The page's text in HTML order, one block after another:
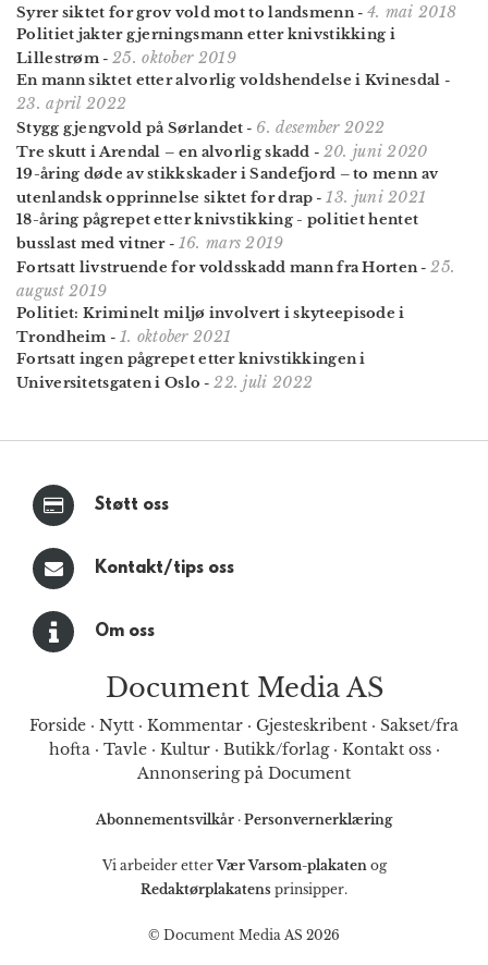
Syrer siktet for grov vold mot to landsmenn- 4. mai 2018
Politiet jakter gjerningsmann etter knivstikking i
Lillestrøm - 25. oktober 2019
En mann siktet etter alvorlig voldshendelse i Kvinesdal -
23. april 2022
Stygg gjengvold på Sørlandet - 6. desember 2022
Tre skutt i Arendal – en alvorlig skadd - 20. juni 2020
19-åring døde av stikkskader i Sandefjord – to menn av
utenlandsk opprinnelse siktet for drap -13. juni 2021
18-åring pågrepet etter knivstikking - politiet hentet
busslast med vitner- 16. mars 2019
Fortsatt livstruende for voldsskadd mann fra Horten-25.
august 2019
Politiet: Kriminelt miljø involvert i skyteepisode i
Trondheim - 1. oktober 2021
Fortsatt ingen pågrepet etter knivstikkingen i
Universitetsgaten i Oslo -22. juli 2022
Støtt oss
Kontakt/tips oss
Om oss
Document Media AS
Forside · Nytt · Kommentar · Gjesteskribent · Sakset/fra
hofta· Tavle· Kultur· Butikk/forlag· Kontakt oss·
Annonsering på Document
Abonnementsvilkår · Personvernerklæring
Vi arbeider etterVær Varsom-plakatenog
Redaktørplakatens prinsipper.
© Document Media AS 2026